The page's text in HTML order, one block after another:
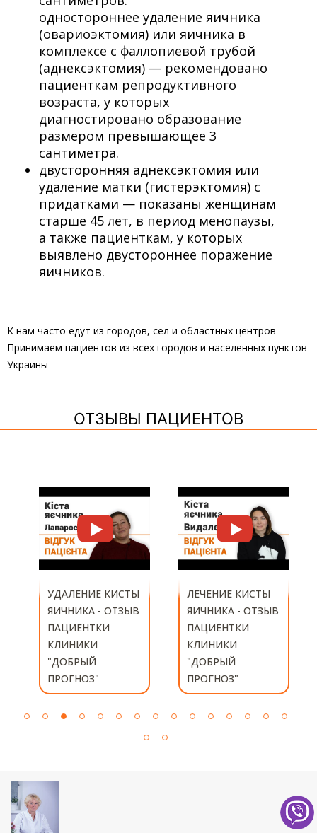
одностороннее удаление яичника
(овариоэктомия) или яичника в
комплексе с фаллопиевой трубой
(аднексэктомия) — рекомендовано
пациенткам репродуктивного
возраста, у которых
диагностировано образование
размером превышающее 3
сантиметра.
двусторонняя аднексэктомия или
удаление матки (гистерэктомия) с
придатками — показаны женщинам
старше 45 лет, в период менопаузы,
а также пациенткам, у которых
выявлено двустороннее поражение
яичников.
К нам часто едут из городов, сел и областных центров
Принимаем пациентов из всех городов и населенных пунктов
Украины
ОТЗЫВЫ ПАЦИЕНТОВ
ЛЕЧЕНИЕ КИСТЫ
ЯИЧНИКА - ОТЗЫВ
ПАЦИЕНТКИ
КЛИНИКИ
"ДОБРЫЙ
ПРОГНОЗ"
ЛЕЧЕНИЕ КИСТЫ
ЯИЧНИКА ➤
ОТЗЫВ
ПАЦИЕНТКИ
КЛИНИКИ
"ДОБРЫЙ
ПРОГНОЗ"